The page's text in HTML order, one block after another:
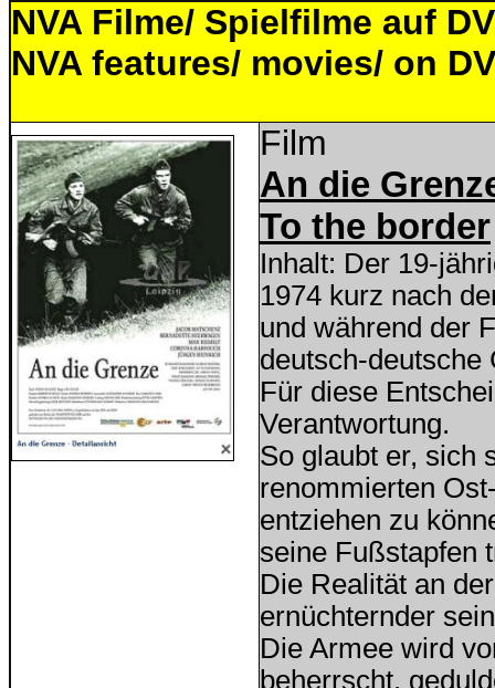
NVA Filme/ Spielfilme auf
NVA features/ movies/ on
Film
An die
To the border
Inhalt: Der 19-
1974 kurz nach
und während der
deutsch-deutsche
Für diese
Verantwortung.
So glaubt er, sich
renommierten
entziehen zu
seine Fußstapfen
Die Realität an
ernüchternder
Die Armee wird
beherrscht,